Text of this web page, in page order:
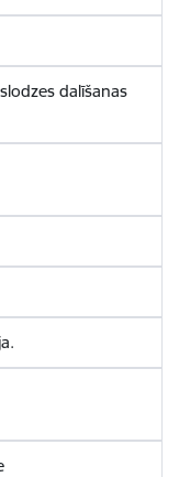
dalīšanas